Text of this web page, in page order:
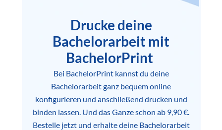
Drucke deine
Bachelorarbeit mit
BachelorPrint
Bei BachelorPrint kannst du deine
Bachelorarbeit ganz bequem online
konfigurieren und anschließend drucken und
binden lassen. Und das Ganze schon ab 9,90 €.
Bestelle jetzt und erhalte deine Bachelorarbeit